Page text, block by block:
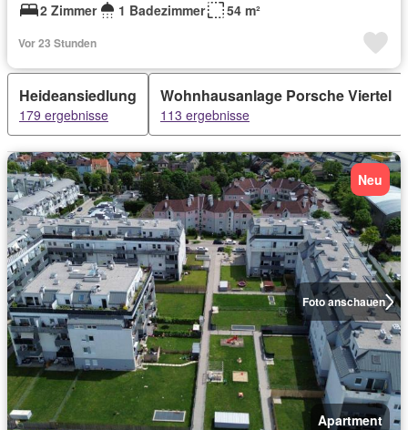
2 Zimmer
1 Badezimmer 54 m²
Vor 23 Stunden
Heideansiedlung
179 ergebnisse
Wohnhausanlage Porsche Viertel
113 ergebnisse
Foto anschauen
Neu
Apartment